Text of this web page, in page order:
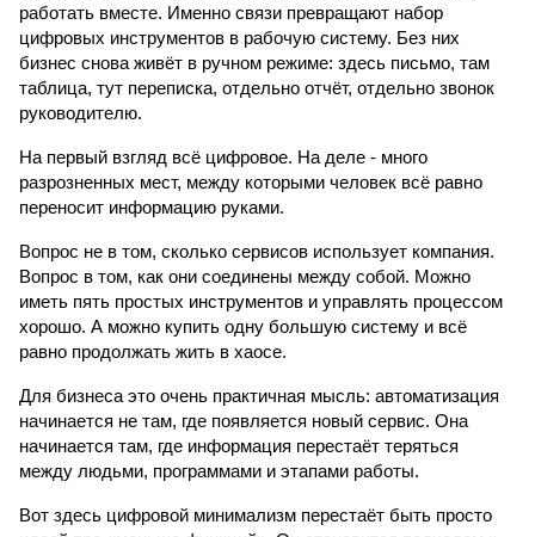
работать вместе. Именно связи превращают набор
цифровых инструментов в рабочую систему. Без них
бизнес снова живёт в ручном режиме: здесь письмо, там
таблица, тут переписка, отдельно отчёт, отдельно звонок
руководителю.
На первый взгляд всё цифровое. На деле - много
разрозненных мест, между которыми человек всё равно
переносит информацию руками.
Вопрос не в том, сколько сервисов использует компания.
Вопрос в том, как они соединены между собой. Можно
иметь пять простых инструментов и управлять процессом
хорошо. А можно купить одну большую систему и всё
равно продолжать жить в хаосе.
Для бизнеса это очень практичная мысль: автоматизация
начинается не там, где появляется новый сервис. Она
начинается там, где информация перестаёт теряться
между людьми, программами и этапами работы.
Вот здесь цифровой минимализм перестаёт быть просто